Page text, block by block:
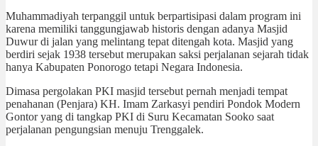
Muhammadiyah terpanggil untuk berpartisipasi dalam program ini
karena memiliki tanggungjawab historis dengan adanya Masjid
Duwur di jalan yang melintang tepat ditengah kota. Masjid yang
berdiri sejak 1938 tersebut merupakan saksi perjalanan sejarah tidak
hanya Kabupaten Ponorogo tetapi Negara Indonesia.
Dimasa pergolakan PKI masjid tersebut pernah menjadi tempat
penahanan (Penjara) KH. Imam Zarkasyi pendiri Pondok Modern
Gontor yang di tangkap PKI di Suru Kecamatan Sooko saat
perjalanan pengungsian menuju Trenggalek.